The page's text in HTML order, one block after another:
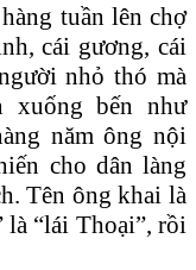
tuần lên chợ
cái gương, cái
nhỏ thó mà
xuống bến như
năm ông nội
cho dân làng
Tên ông khai là
là “lái Thoại”, rồi